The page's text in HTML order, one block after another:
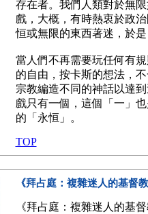
存在者。我們人類對於無
戲，大概，有時熱衷於政
恒或無限的東西著迷，於
當人們不再需要玩任何有
的自由，按卡斯的想法，
宗教編造不同的神話以達
戲只有一個，這個「一」
的「永恒」。
TOP
《拜占庭：複雜迷人的基督
《拜占庭：複雜迷人的基